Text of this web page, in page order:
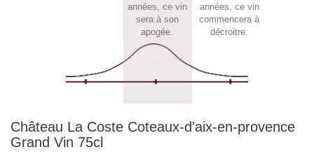
années, ce vin
sera à son
apogée.
années, ce vin
commencera à
décroitre.
Château La Coste Coteaux-d'aix-en-provence
Grand Vin 75cl